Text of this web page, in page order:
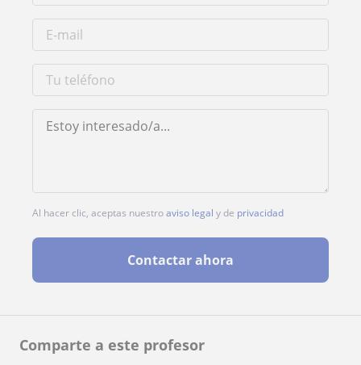
Comparte a este profesor
Al hacer clic, aceptas nuestroaviso legal y de privacidad
Contactar ahora